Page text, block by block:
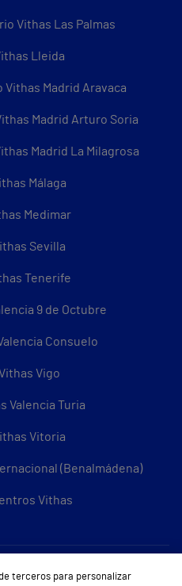
Vithas Las Palmas
Lleida
Madrid Aravaca
Madrid Arturo Soria
Madrid La Milagrosa
Málaga
Medimar
Sevilla
Tenerife
9 de Octubre
Consuelo
Vigo
Valencia Turia
Vitoria
(Benalmádena)
Vithas
Vithas
terceros para personalizar